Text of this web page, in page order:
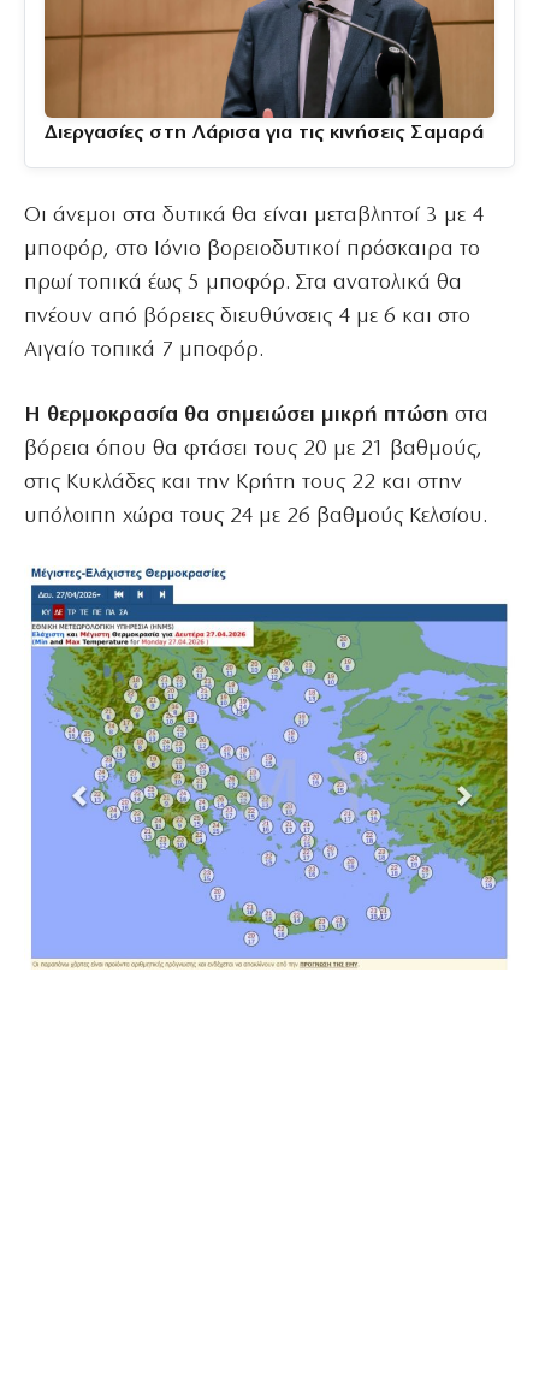
Διεργασίες στη Λάρισα για τις κινήσεις Σαμαρά
Οι άνεμοι στα δυτικά θα είναι μεταβλητοί 3 με 4
μποφόρ, στο Ιόνιο βορειοδυτικοί πρόσκαιρα το
πρωί τοπικά έως 5 μποφόρ. Στα ανατολικά θα
πνέουν από βόρειες διευθύνσεις 4 με 6 και στο
Αιγαίο τοπικά 7 μποφόρ.
Η θερμοκρασία θα σημειώσει μικρή πτώση στα
βόρεια όπου θα φτάσει τους 20 με 21 βαθμούς,
στις Κυκλάδες και την Κρήτη τους 22 και στην
υπόλοιπη χώρα τους 24 με 26 βαθμούς Κελσίου.